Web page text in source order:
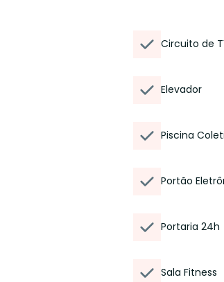
Circuito de
Elevador
Piscina
Portão
Portaria 24h
Sala Fitness